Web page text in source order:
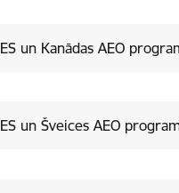
ES un Kanādas AEO
ES un Šveices AEO